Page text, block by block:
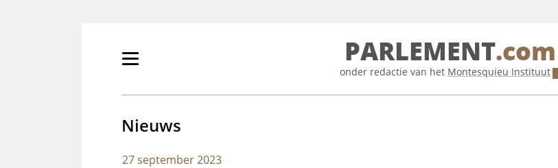
Primair
tonen/verbergen
PARLEMENT.com
onder redactie van het Montesquieu Instituut
Nieuws
27 september 2023